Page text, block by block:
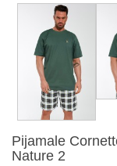
Pijamale
Nature 2